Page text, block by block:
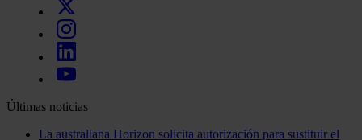
Últimas noticias
La australiana Horizon solicita autorización para sustituir el